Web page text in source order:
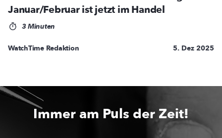
Januar/Februar ist jetzt im Handel
3 Minuten
WatchTime Redaktion 5. Dez 2025
Immer am Puls der Zeit!